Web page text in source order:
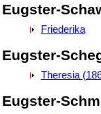
Eugster-
Friederika
Eugster-
Theresia
Eugster-